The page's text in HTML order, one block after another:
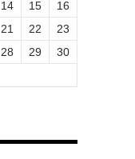
14 15
16
21 22
23
28 29
30